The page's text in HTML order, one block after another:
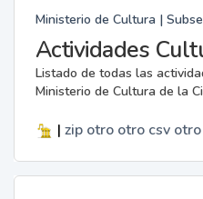
Ministerio de Cultura |
Actividades
Listado de todas las
Ministerio de Cultura de la
| zip otro otro csv otro